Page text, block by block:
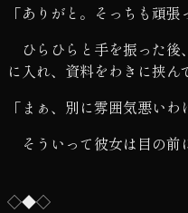
「ありがと。そっちも頑張
ひらひらと手を振った
に入れ、資料をわきに挟ん
「まぁ、別に雰囲気悪い
そういって彼女は目の前
◇◆◇